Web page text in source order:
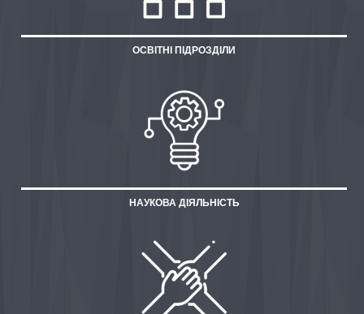
ОСВІТНІ ПІДРОЗДІЛИ
НАУКОВА ДІЯЛЬНІСТЬ